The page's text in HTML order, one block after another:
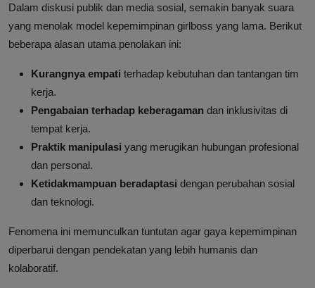
Dalam diskusi publik dan media sosial, semakin banyak suara
yang menolak model kepemimpinan girlboss yang lama. Berikut
beberapa alasan utama penolakan ini:
Kurangnya empati terhadap kebutuhan dan tantangan tim
kerja.
Pengabaian terhadap keberagaman dan inklusivitas di
tempat kerja.
Praktik manipulasi yang merugikan hubungan profesional
dan personal.
Ketidakmampuan beradaptasi dengan perubahan sosial
dan teknologi.
Fenomena ini memunculkan tuntutan agar gaya kepemimpinan
diperbarui dengan pendekatan yang lebih humanis dan
kolaboratif.